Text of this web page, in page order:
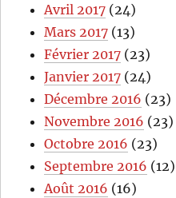
Avril 2017 (24)
Mars 2017 (13)
Février 2017 (23)
Janvier 2017 (24)
Décembre 2016 (23)
Novembre 2016 (23)
Octobre 2016 (23)
Septembre 2016 (12)
Août 2016 (16)